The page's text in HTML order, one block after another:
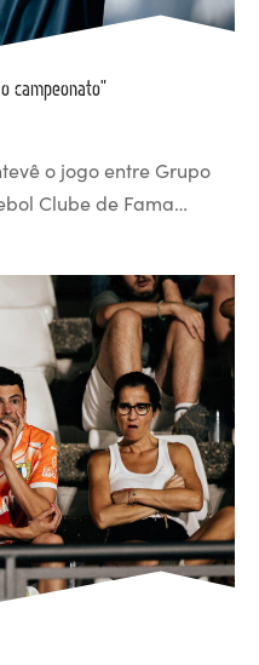
campeonato”
o jogo entre Grupo
Clube de Fama…